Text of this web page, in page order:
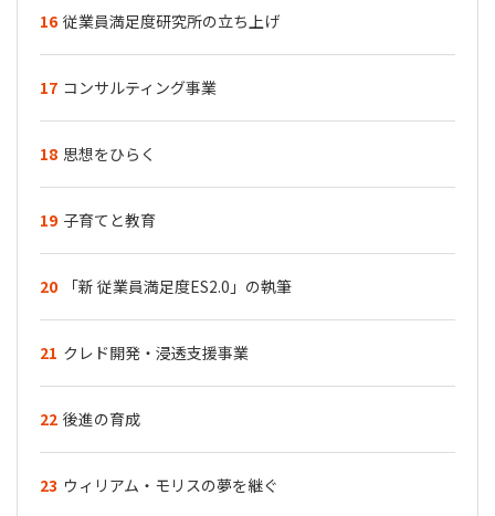
16 従業員満足度研究所の立ち上げ
17 コンサルティング事業
18 思想をひらく
19 子育てと教育
20 「新 従業員満足度ES2.0」の執筆
21 クレド開発・浸透支援事業
22 後進の育成
23 ウィリアム・モリスの夢を継ぐ